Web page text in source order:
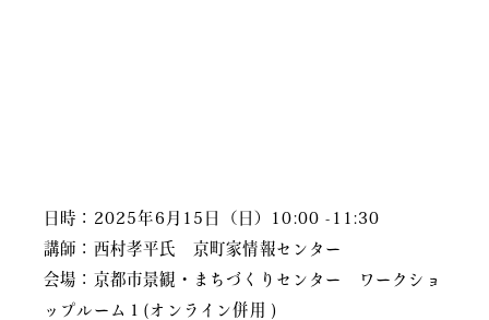
日時：2025年6月15日（日）10:00 -11:30
講師：西村孝平氏 京町家情報センター
会場：京都市景観・まちづくりセンター ワークショ
ップルーム１(オンライン併用 )